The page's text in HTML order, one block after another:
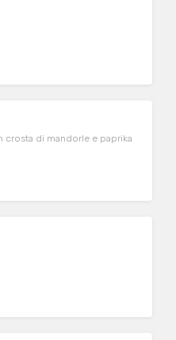
crosta di mandorle e paprika